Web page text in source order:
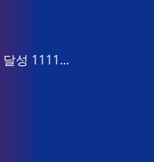
성 1111...